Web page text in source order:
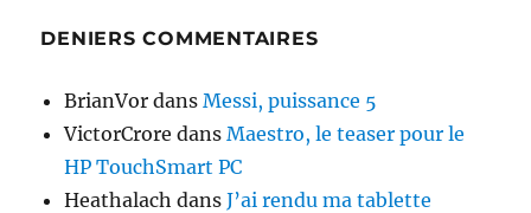
DENIERS COMMENTAIRES
BrianVor dansMessi, puissance 5
VictorCrore dansMaestro, le teaser pour le
HP TouchSmart PC
Heathalach dansJ’ai rendu ma tablette